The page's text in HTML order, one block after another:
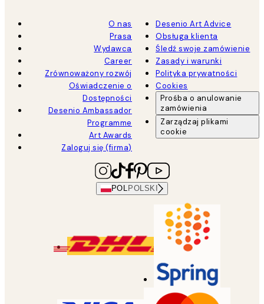
O nas
Prasa
Wydawca
Career
Zrównoważony rozwój
Oświadczenie o
Dostępności
Desenio Ambassador
Programme
Art Awards
Zaloguj się (firma)
Desenio Art Advice
Obsługa klienta
Śledź swoje zamówienie
Zasady i warunki
Polityka prywatności
Cookies
Prośba o anulowanie
zamówienia
Zarządzaj plikami
cookie
POL POLSKI